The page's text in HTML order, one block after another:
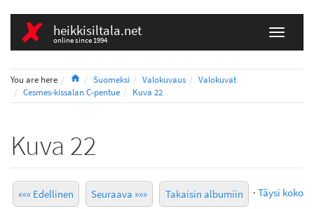
heikkisiltala.net
online since 1994
You are here HomeSuomeksi Valokuvaus
Valokuvat
Cesmes-kissalan C-pentue
Kuva 22
Kuva 22
««« Edellinen Seuraava »»» Takaisin albumiin · Täysi koko